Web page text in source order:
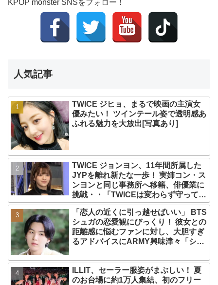
KPOP monster SNSをフォロー！
人気記事
TWICE ジヒョ、まるで映画の主演女
優みたい！ ツインテール姿で透明感あ
ふれる魅力を大放出[写真あり]
TWICE ジョンヨン、11年間所属した
JYPを離れ新たな一歩！ 実姉コン・ス
ンヨンと同じ事務所へ移籍、俳優業に
挑戦・・「TWICEは変わらず守ってい
く」グループ活動は継続へ
「恋人の近くに引っ越せばいい」 BTS
シュガの恋愛観にびっくり！ 彼女との
距離感に悩むファンに対し、大胆すぎ
るアドバイスにARMY興味津々「シュ
ILLIT、セーラー服姿がまぶしい！ 夏
のお台場に約1万人集結、初のフリー